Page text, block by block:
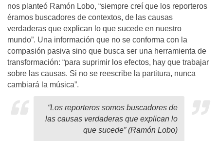
nos planteó Ramón Lobo, “siempre creí que los reporteros
éramos buscadores de contextos, de las causas
verdaderas que explican lo que sucede en nuestro
mundo”. Una información que no se conforma con la
compasión pasiva sino que busca ser una herramienta de
transformación: “para suprimir los efectos, hay que trabajar
sobre las causas. Si no se reescribe la partitura, nunca
cambiará la música”.
“Los reporteros somos buscadores de
las causas verdaderas que explican lo
que sucede” (Ramón Lobo)